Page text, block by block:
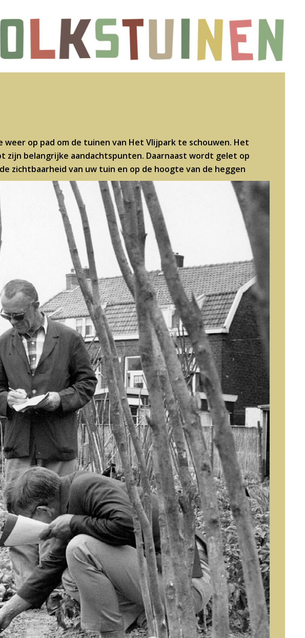
op pad om de tuinen van Het Vlijpark te schouwen. Het
zijn belangrijke aandachtspunten. Daarnaast wordt gelet op
zichtbaarheid van uw tuin en op de hoogte van de heggen